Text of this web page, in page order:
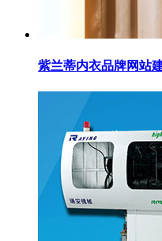
紫兰蒂内衣品牌网站